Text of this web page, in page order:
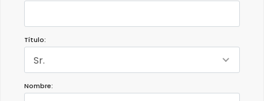
Título:
Sr.
Nombre: